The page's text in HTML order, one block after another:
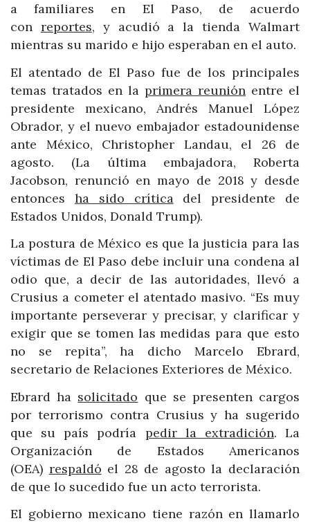
a familiares en El Paso, de acuerdo
con reportes, y acudió a la tienda Walmart
mientras su marido e hijo esperaban en el auto.
El atentado de El Paso fue de los principales
temas tratados en la primera reunión entre el
presidente mexicano, Andrés Manuel López
Obrador, y el nuevo embajador estadounidense
ante México, Christopher Landau, el 26 de
agosto. (La última embajadora, Roberta
Jacobson, renunció en mayo de 2018 y desde
entonces ha sido críticadel presidente de
Estados Unidos, Donald Trump).
La postura de México es que la justicia para las
víctimas de El Paso debe incluir una condena al
odio que, a decir de las autoridades, llevó a
Crusius a cometer el atentado masivo. “Es muy
importante perseverar y precisar, y clarificar y
exigir que se tomen las medidas para que esto
no se repita”, ha dicho Marcelo Ebrard,
secretario de Relaciones Exteriores de México.
Ebrard ha solicitado que se presenten cargos
por terrorismo contra Crusius y ha sugerido
que su país podría pedir la extradición. La
Organización de Estados Americanos
(OEA) respaldó el 28 de agosto la declaración
de que lo sucedido fue un acto terrorista.
El gobierno mexicano tiene razón en llamarlo